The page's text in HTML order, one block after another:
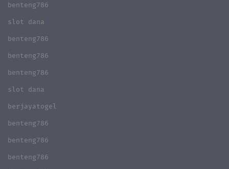
benteng786
slot dana
benteng786
benteng786
benteng786
slot dana
berjayatogel
benteng786
benteng786
benteng786